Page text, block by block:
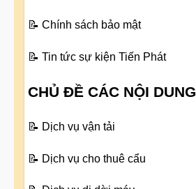
📝 Chính sách bảo mật
📝 Tin tức sự kiện Tiến Phát
CHỦ ĐỀ CÁC NỘI DUNG
📝 Dịch vụ vận tải
📝 Dịch vụ cho thuê cẩu